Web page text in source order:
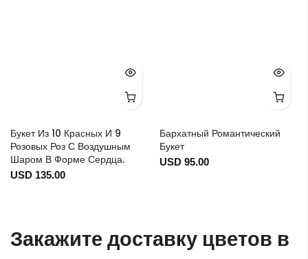
Букет Из 10 Красных И 9
Розовых Роз С Воздушным
Шаром В Форме Сердца.
USD 135.00
Бархатный Романтический
Букет
USD 95.00
Закажите доставку цветов в